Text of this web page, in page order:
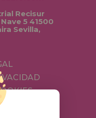
Recisur
5 41500
Sevilla,